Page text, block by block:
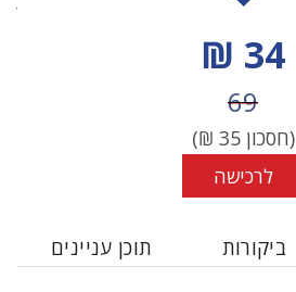
מחיר הנחה
34 ₪
מחיר לפני הנחה
69
(חסכון35
₪)
לרכישה
ביקורות תוכן עניינים